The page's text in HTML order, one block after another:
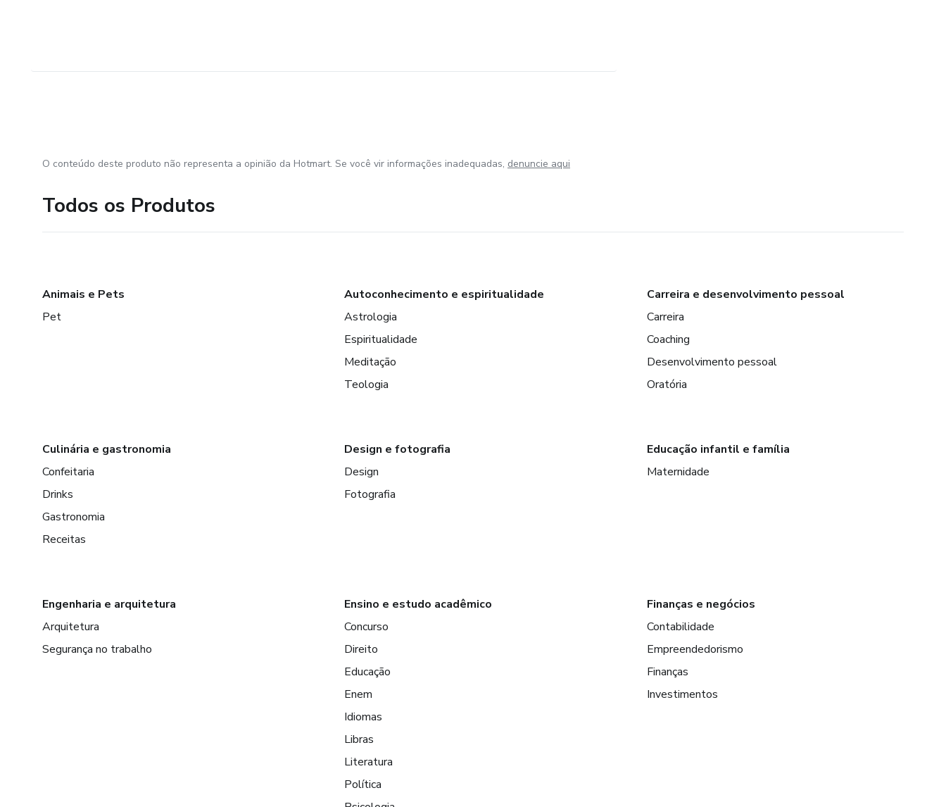
O conteúdo deste produto não representa a opinião da Hotmart. Se você vir informações inadequadas, denuncie aqui
Todos os Produtos
Animais e Pets
Pet
Autoconhecimento e espiritualidade
Astrologia
Espiritualidade
Meditação
Teologia
Carreira e desenvolvimento pessoal
Carreira
Coaching
Desenvolvimento pessoal
Oratória
Culinária e gastronomia
Confeitaria
Drinks
Gastronomia
Receitas
Design e fotografia
Design
Fotografia
Educação infantil e família
Maternidade
Engenharia e arquitetura
Arquitetura
Segurança no trabalho
Ensino e estudo acadêmico
Concurso
Direito
Educação
Enem
Idiomas
Libras
Literatura
Política
Finanças e negócios
Contabilidade
Empreendedorismo
Finanças
Investimentos